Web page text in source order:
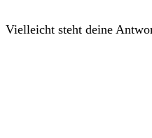
Vielleicht steht deine